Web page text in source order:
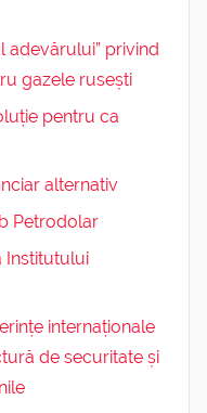
adevărului” privind
gazele rusești
pentru ca
alternativ
Petrodolar
Institutului
internaționale
de securitate și